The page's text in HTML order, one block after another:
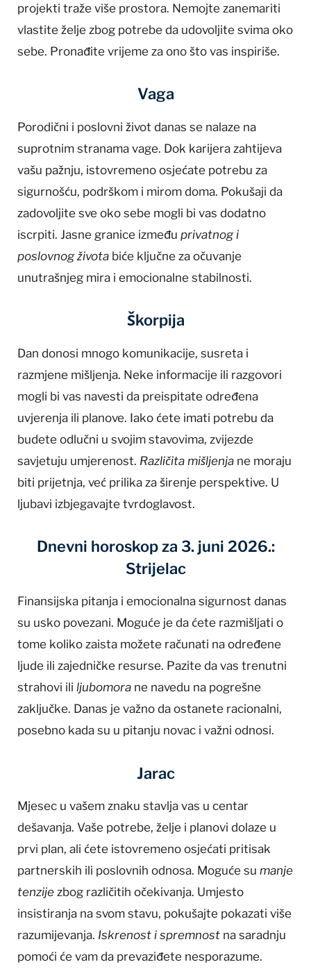
projekti traže više prostora. Nemojte zanemariti
vlastite želje zbog potrebe da udovoljite svima oko
sebe. Pronađite vrijeme za ono što vas inspiriše.
Vaga
Porodični i poslovni život danas se nalaze na
suprotnim stranama vage. Dok karijera zahtijeva
vašu pažnju, istovremeno osjećate potrebu za
sigurnošću, podrškom i mirom doma. Pokušaji da
zadovoljite sve oko sebe mogli bi vas dodatno
iscrpiti. Jasne granice između privatnog i
poslovnog života biće ključne za očuvanje
unutrašnjeg mira i emocionalne stabilnosti.
Škorpija
Dan donosi mnogo komunikacije, susreta i
razmjene mišljenja. Neke informacije ili razgovori
mogli bi vas navesti da preispitate određena
uvjerenja ili planove. Iako ćete imati potrebu da
budete odlučni u svojim stavovima, zvijezde
savjetuju umjerenost. Različita mišljenja ne moraju
biti prijetnja, već prilika za širenje perspektive. U
ljubavi izbjegavajte tvrdoglavost.
Dnevni horoskop za 3. juni 2026.:
Strijelac
Finansijska pitanja i emocionalna sigurnost danas
su usko povezani. Moguće je da ćete razmišljati o
tome koliko zaista možete računati na određene
ljude ili zajedničke resurse. Pazite da vas trenutni
strahovi ili ljubomora ne navedu na pogrešne
zaključke. Danas je važno da ostanete racionalni,
posebno kada su u pitanju novac i važni odnosi.
Jarac
Mjesec u vašem znaku stavlja vas u centar
dešavanja. Vaše potrebe, želje i planovi dolaze u
prvi plan, ali ćete istovremeno osjećati pritisak
partnerskih ili poslovnih odnosa. Moguće su manje
tenzije zbog različitih očekivanja. Umjesto
insistiranja na svom stavu, pokušajte pokazati više
razumijevanja. Iskrenost i spremnost na saradnju
pomoći će vam da prevaziđete nesporazume.